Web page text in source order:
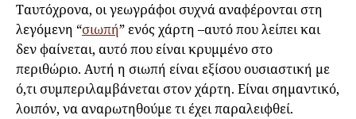
Ταυτόχρονα, οι γεωγράφοι συχνά αναφέρονται στη
λεγόμενη “σιωπή” ενός χάρτη –αυτό που λείπει και
δεν φαίνεται, αυτό που είναι κρυμμένο στο
περιθώριο. Αυτή η σιωπή είναι εξίσου ουσιαστική με
ό,τι συμπεριλαμβάνεται στον χάρτη. Είναι σημαντικό,
λοιπόν, να αναρωτηθούμε τι έχει παραλειφθεί.